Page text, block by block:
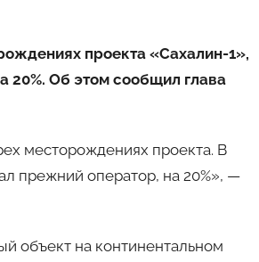
проекта «Сахалин-1»,
20%. Об этом сообщил глава
месторождениях проекта. В
прежний оператор, на 20%», —
объект на континентальном